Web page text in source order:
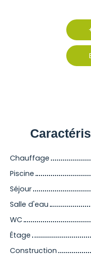
Chauffage
Piscine
Séjour
Salle d'eau
WC
Étage
Construction